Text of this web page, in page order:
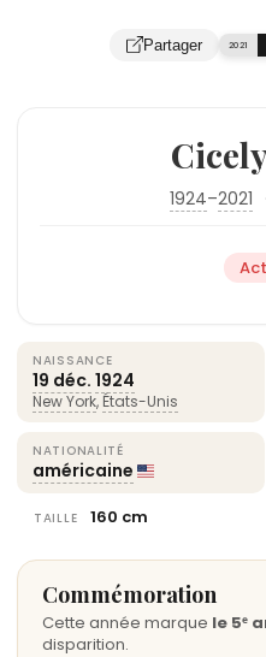
Partager 2021
1924–2021
NAISSANCE
19 déc. 1924
New York, États-Unis
NATIONALITÉ
américaine
TAILLE 160 cm
Commémoration
Cette année marque le 5ᵉ
disparition.